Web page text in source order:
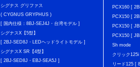
シグナス グリファス
( CYGNUS GRYPHUS )
[ 国内仕様：8BJ-SEJ4J・台湾モデル ]
シグナスX【5型】
[ 2BJ-SED8J・LEDヘッドライトモデル ]
シグナスX SR【4型】
[ 2BJ-SED8J・EBJ-SEA5J ]
PCX160 [
PCX150 [
PCX150 [
PCX150 [
Sh mode
クリック
リード125 [